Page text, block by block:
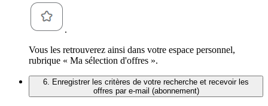
.
Vous les retrouverez ainsi dans votre espace personnel,
rubrique « Ma sélection d'offres ».
6. Enregistrer les critères de votre recherche et recevoir les
offres par e-mail (abonnement)